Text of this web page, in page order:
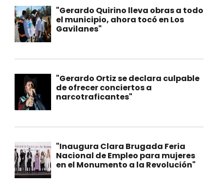
"Gerardo Quirino lleva obras a todo
el municipio, ahora tocó en Los
Gavilanes"
"Gerardo Ortiz se declara culpable
de ofrecer conciertos a
narcotraficantes"
"Inaugura Clara Brugada Feria
Nacional de Empleo para mujeres
en el Monumento a la Revolución"